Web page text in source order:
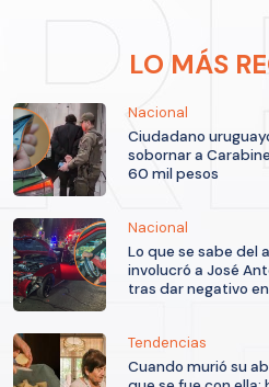
LO MÁS
Nacional
Ciudadano
sobornar a
60 mil pesos
Nacional
Lo que se sabe del
involucró a José
tras dar negativo
Tendencias
Cuando murió su